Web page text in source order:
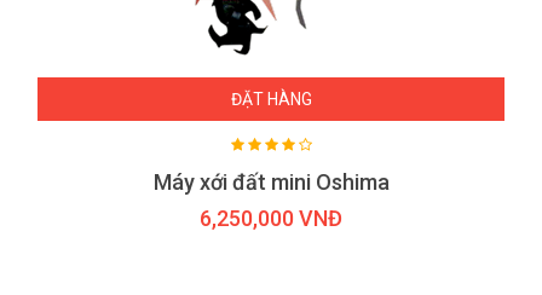
ĐẶT HÀNG
Máy xới đất mini Oshima
6,250,000 VNĐ